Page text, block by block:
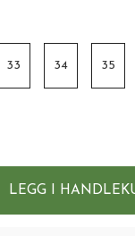
33 34 35
LEGG I